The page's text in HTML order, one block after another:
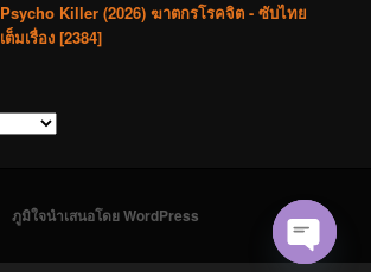
Psycho Killer (2026) ฆาตกรโรคจิต - ซับไทย
เต็มเรื่อง [2384]
ภูมิใจนำเสนอโดย WordPress